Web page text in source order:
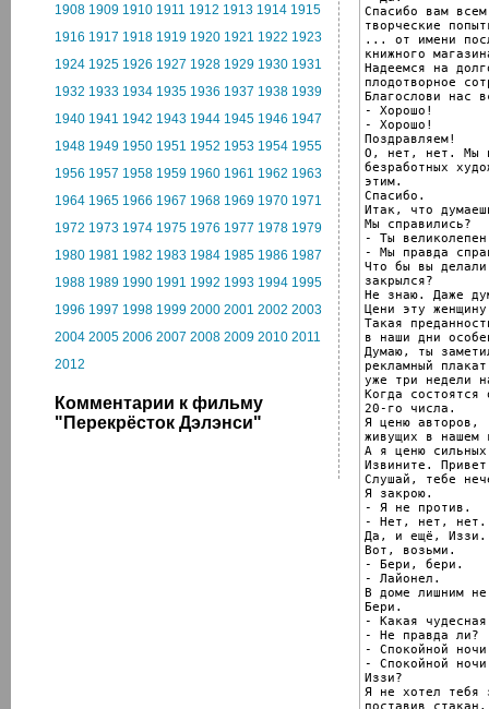
1908 1909 1910 1911 1912 1913 1914 1915
1916 1917 1918 1919 1920 1921 1922 1923
1924 1925 1926 1927 1928 1929 1930 1931
1932 1933 1934 1935 1936 1937 1938 1939
1940 1941 1942 1943 1944 1945 1946 1947
1948 1949 1950 1951 1952 1953 1954 1955
1956 1957 1958 1959 1960 1961 1962 1963
1964 1965 1966 1967 1968 1969 1970 1971
1972 1973 1974 1975 1976 1977 1978 1979
1980 1981 1982 1983 1984 1985 1986 1987
1988 1989 1990 1991 1992 1993 1994 1995
1996 1997 1998 1999 2000 2001 2002 2003
2004 2005 2006 2007 2008 2009 2010 2011
2012
Комментарии к фильму
"Перекрёсток Дэлэнси"
Спасибо вам
творческие
... от имени
книжного
Надеемся на
плодотворное
Благослови нас
- Хорошо!
- Хорошо!
Поздравляем!
О, нет, нет. Мы
безработных
этим.
Спасибо.
Итак, что
Мы справились?
- Ты
- Мы правда
Что бы вы
закрылся?
Не знаю. Даже
Цени эту
Такая
в наши дни
Думаю, ты
рекламный
уже три недели
Когда состоятся
20-го числа.
Я ценю авторов,
живущих в нашем
А я ценю
Извините.
Слушай, тебе
Я закрою.
- Я не против.
- Нет, нет, нет.
Да, и ещё, Иззи.
Вот, возьми.
- Бери, бери.
- Лайонел.
В доме лишним
Бери.
- Какая
- Не правда ли?
- Спокойной
- Спокойной
Иззи?
Я не хотел тебя
поставив стакан.